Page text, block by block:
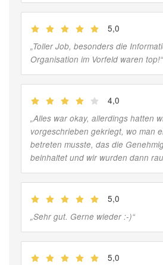
5,0
„Toller Job, besonders die
Organisation im Vorfeld waren top!“
4,0
„Alles war okay, allerdings hatten
vorgeschrieben gekriegt, wo man
betreten musste, das die
beinhaltet und wir wurden dann
5,0
„Sehr gut. Gerne wieder :-)“
5,0